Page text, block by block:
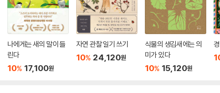
나에게는 새의 말이 들
린다
10% 17,100원
자연 관찰 일기 쓰기
10% 24,120원
식물의 생김새에는 의
미가 있다
10% 15,120원